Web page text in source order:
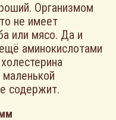
Организмом
не имеет
или мясо. Да и
аминокислотами
содержит.